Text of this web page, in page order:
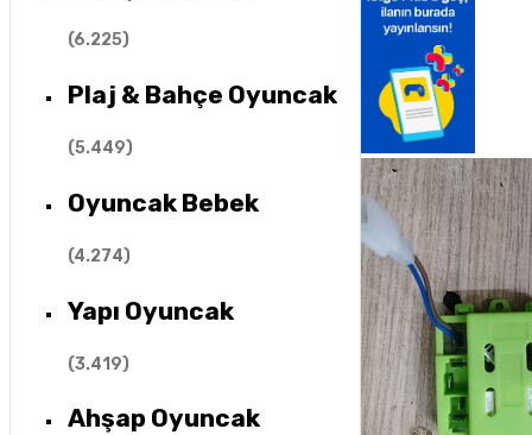
(6.225)
Plaj & Bahçe Oyuncak
(5.449)
Oyuncak Bebek
(4.274)
Yapı Oyuncak
(3.419)
Ahşap Oyuncak